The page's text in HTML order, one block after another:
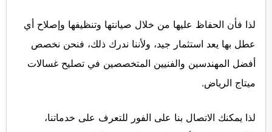
لذا فأن الحفاظ عليها من خلال صيانتها وتنظيفها وإصلاح أي
عطل بها يعد استثمار جيد، ولأننا ندرك ذلك، فنحن نخصص
أفضل المهندسين والفنيين المتخصصين في تصليح غسالات
ميتاج الرياض.
لذا يمكنك الاتصال بنا على الفور للتعرف على خدماتنا،